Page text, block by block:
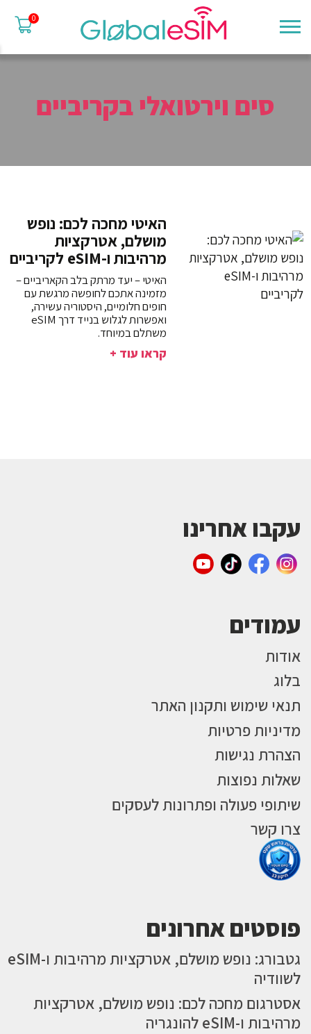
0
סים וירטואלי בקריביים
האיטי מחכה לכם: נופש
מושלם, אטרקציות
מרהיבות ו-eSIM לקריביים
האיטי – יעד מרתק בלב הקאריביים –
מזמינה אתכם לחופשה מרגשת עם
חופים חלומיים, היסטוריה עשירה,
ואפשרות לגלוש בנייד דרך eSIM
משתלם במיוחד.
קראו עוד +
עקבו אחרינו
עמודים
אודות
בלוג
תנאי שימוש ותקנון האתר
מדיניות פרטיות
הצהרת נגישות
שאלות נפוצות
שיתופי פעולה ופתרונות לעסקים
צרו קשר
פוסטים אחרונים
גטבורג: נופש מושלם, אטרקציות מרהיבות ו-eSIM
לשוודיה
אסטרגום מחכה לכם: נופש מושלם, אטרקציות
מרהיבות ו-eSIM להונגריה